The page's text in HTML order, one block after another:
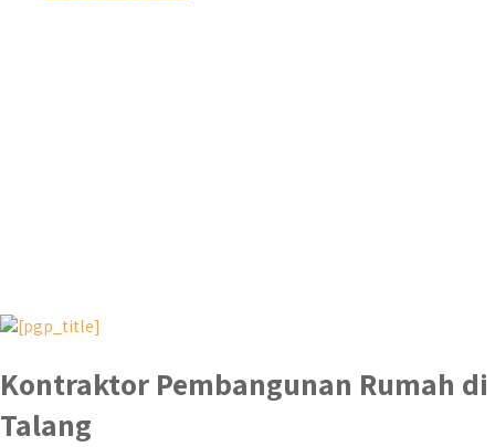
Kontraktor Pembangunan Rumah di
Talang